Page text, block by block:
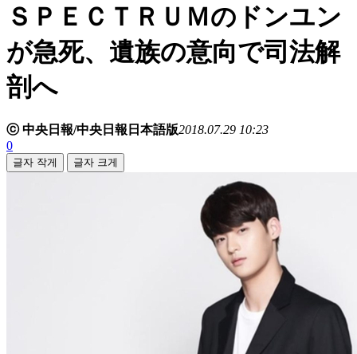
ＳＰＥＣＴＲＵＭのドンユン
が急死、遺族の意向で司法解
剖へ
ⓒ 中央日報/中央日報日本語版2018.07.29 10:23
0
글자 작게 글자 크게